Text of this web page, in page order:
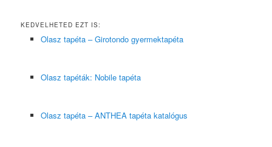
KEDVELHETED EZT IS:
Olasz tapéta – Girotondo gyermektapéta
Olasz tapéták: Nobile tapéta
Olasz tapéta – ANTHEA tapéta katalógus